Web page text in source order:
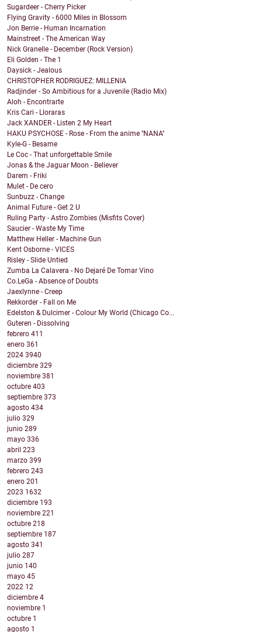
Sugardeer - Cherry Picker
Flying Gravity - 6000 Miles in Blossom
Jon Berrie - Human Incarnation
Mainstreet - The American Way
Nick Granelle - December (Rock Version)
Eli Golden - The 1
Daysick - Jealous
CHRISTOPHER RODRIGUEZ: MILLENIA
Radjinder - So Ambitious for a Juvenile (Radio Mix)
Aloh - Encontrarte
Kris Cari - Lloraras
Jack XANDER - Listen 2 My Heart
HAKU PSYCHOSE - Rose - From the anime ''NANA''
Kyle-G - Besame
Le Coc - That unforgettable Smile
Jonas & the Jaguar Moon - Believer
Darem - Friki
Mulet - De cero
Sunbuzz - Change
Animal Future - Get 2 U
Ruling Party - Astro Zombies (Misfits Cover)
Saucier - Waste My Time
Matthew Heller - Machine Gun
Kent Osborne - VICES
Risley - Slide Untied
Zumba La Calavera - No Dejaré De Tomar Vino
Co.LeGa - Absence of Doubts
Jaexlynne - Creep
Rekkorder - Fall on Me
Edelston & Dulcimer - Colour My World (Chicago Co...
Guteren - Dissolving
febrero 411
enero 361
2024 3940
diciembre 329
noviembre 381
octubre 403
septiembre 373
agosto 434
julio 329
junio 289
mayo 336
abril 223
marzo 399
febrero 243
enero 201
2023 1632
diciembre 193
noviembre 221
octubre 218
septiembre 187
agosto 341
julio 287
junio 140
mayo 45
2022 12
diciembre 4
noviembre 1
octubre 1
agosto 1